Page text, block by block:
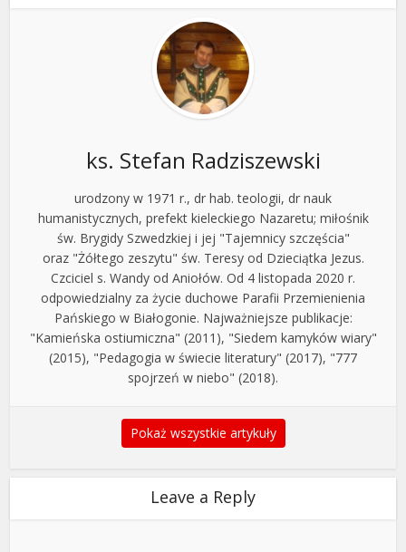
ks. Stefan Radziszewski
urodzony w 1971 r., dr hab. teologii, dr nauk
humanistycznych, prefekt kieleckiego Nazaretu; miłośnik
św. Brygidy Szwedzkiej i jej "Tajemnicy szczęścia"
oraz "Żółtego zeszytu" św. Teresy od Dzieciątka Jezus.
Czciciel s. Wandy od Aniołów. Od 4 listopada 2020 r.
odpowiedzialny za życie duchowe Parafii Przemienienia
Pańskiego w Białogonie. Najważniejsze publikacje:
"Kamieńska ostiumiczna" (2011), "Siedem kamyków wiary"
(2015), "Pedagogia w świecie literatury" (2017), "777
spojrzeń w niebo" (2018).
Pokaż wszystkie artykuły
Leave a Reply